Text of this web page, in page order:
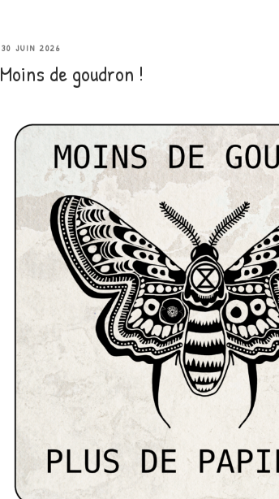
PUBLIÉ
LE
30 JUIN 2026
Moins de goudron !